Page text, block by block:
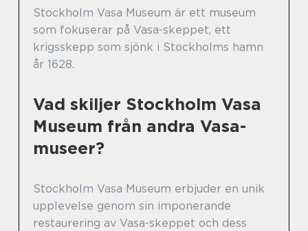
Stockholm Vasa Museum är ett museum
som fokuserar på Vasa-skeppet, ett
krigsskepp som sjönk i Stockholms hamn
år 1628.
Vad skiljer Stockholm Vasa
Museum från andra Vasa-
museer?
Stockholm Vasa Museum erbjuder en unik
upplevelse genom sin imponerande
restaurering av Vasa-skeppet och dess